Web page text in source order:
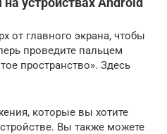
от главного экрана, чтобы
проведите пальцем
пространство». Здесь
которые вы хотите
Вы также можете